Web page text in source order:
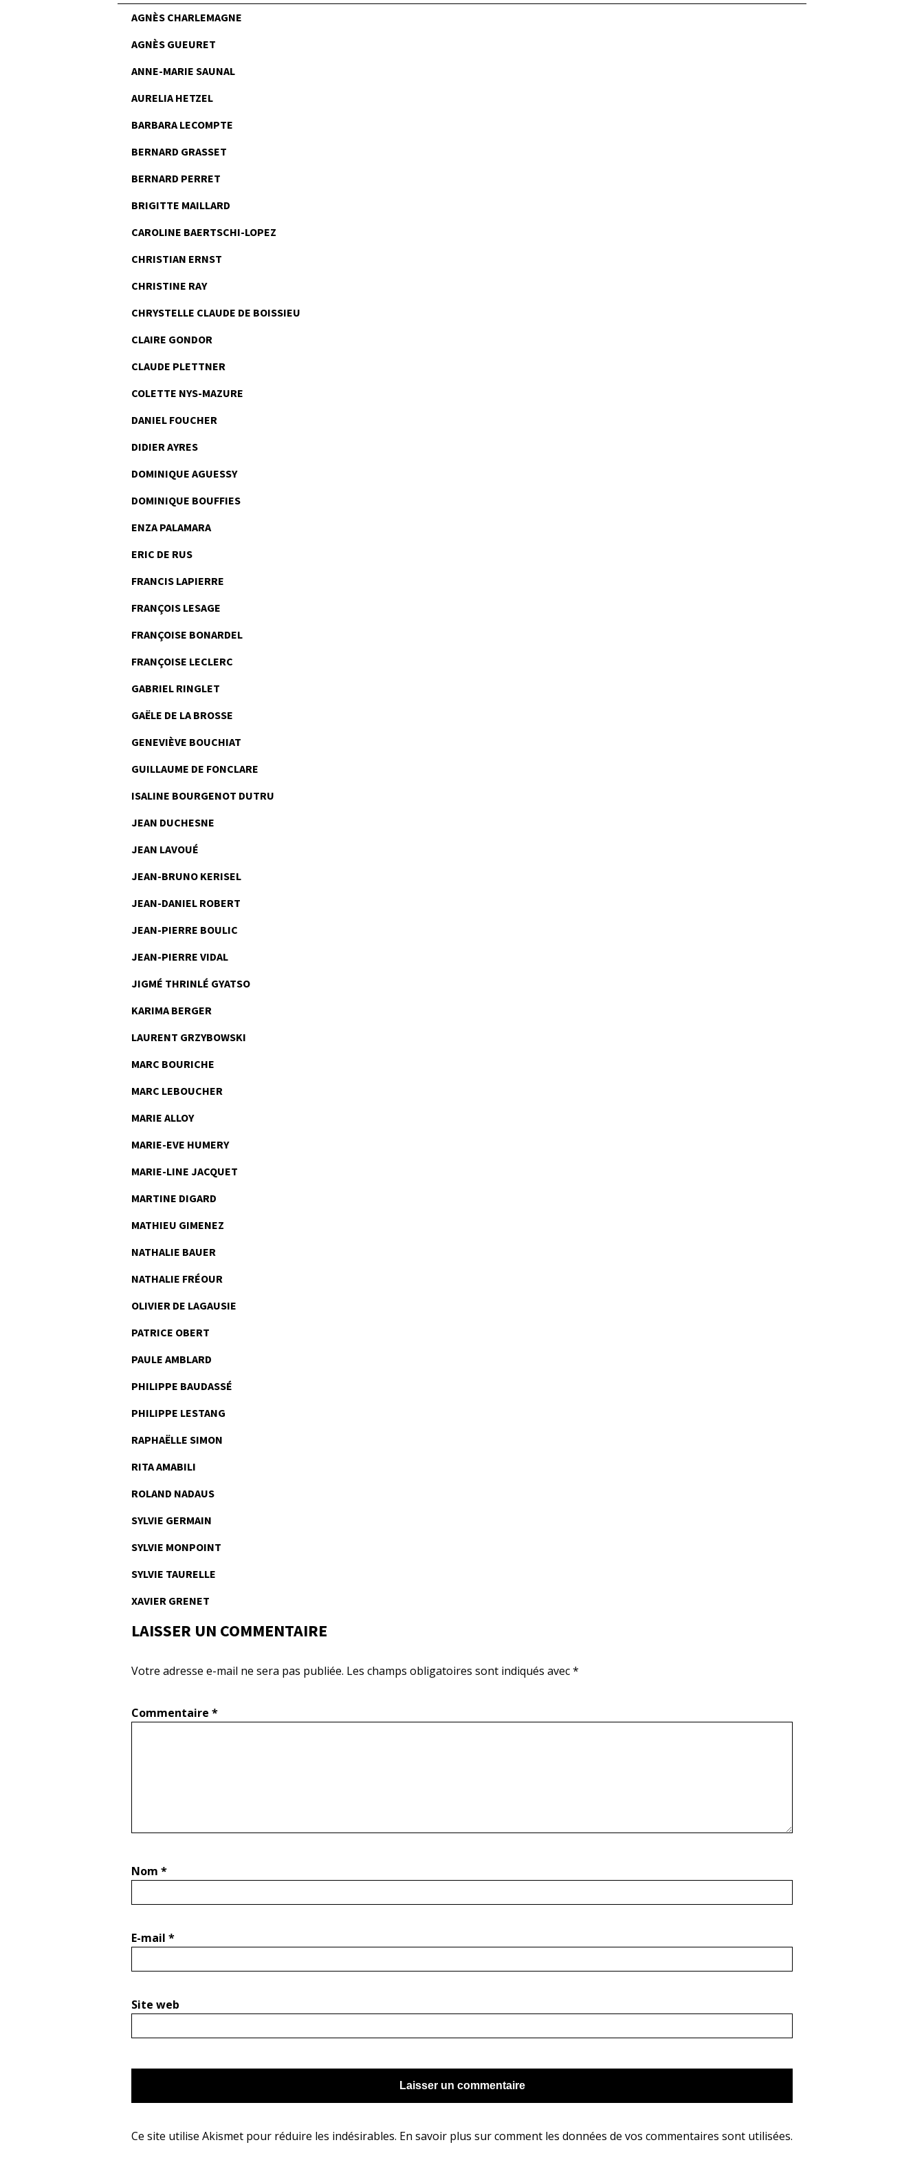
AGNÈS CHARLEMAGNE
AGNÈS GUEURET
ANNE-MARIE SAUNAL
AURELIA HETZEL
BARBARA LECOMPTE
BERNARD GRASSET
BERNARD PERRET
BRIGITTE MAILLARD
CAROLINE BAERTSCHI-LOPEZ
CHRISTIAN ERNST
CHRISTINE RAY
CHRYSTELLE CLAUDE DE BOISSIEU
CLAIRE GONDOR
CLAUDE PLETTNER
COLETTE NYS-MAZURE
DANIEL FOUCHER
DIDIER AYRES
DOMINIQUE AGUESSY
DOMINIQUE BOUFFIES
ENZA PALAMARA
ERIC DE RUS
FRANCIS LAPIERRE
FRANÇOIS LESAGE
FRANÇOISE BONARDEL
FRANÇOISE LECLERC
GABRIEL RINGLET
GAËLE DE LA BROSSE
GENEVIÈVE BOUCHIAT
GUILLAUME DE FONCLARE
ISALINE BOURGENOT DUTRU
JEAN DUCHESNE
JEAN LAVOUÉ
JEAN-BRUNO KERISEL
JEAN-DANIEL ROBERT
JEAN-PIERRE BOULIC
JEAN-PIERRE VIDAL
JIGMÉ THRINLÉ GYATSO
KARIMA BERGER
LAURENT GRZYBOWSKI
MARC BOURICHE
MARC LEBOUCHER
MARIE ALLOY
MARIE-EVE HUMERY
MARIE-LINE JACQUET
MARTINE DIGARD
MATHIEU GIMENEZ
NATHALIE BAUER
NATHALIE FRÉOUR
OLIVIER DE LAGAUSIE
PATRICE OBERT
PAULE AMBLARD
PHILIPPE BAUDASSÉ
PHILIPPE LESTANG
RAPHAËLLE SIMON
RITA AMABILI
ROLAND NADAUS
SYLVIE GERMAIN
SYLVIE MONPOINT
SYLVIE TAURELLE
XAVIER GRENET
LAISSER UN COMMENTAIRE
Votre adresse e-mail ne sera pas publiée. Les champs obligatoires sont indiqués avec*
Commentaire *
Nom *
E-mail *
Site web
Ce site utilise Akismet pour réduire les indésirables. En savoir plus sur comment les données de vos commentaires sont utilisées.